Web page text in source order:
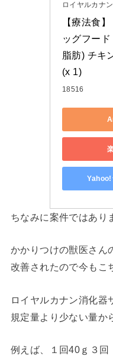
ロイヤルカナン
【療法食
ッグフー
脂肪) チキ
(x 1)
18516
Yahoo!
ちなみに案件ではあ
かかりつけの獣医さん
改善されたので今もこ
ロイヤルカナン消化器
規定量より少ない量か
例えば、１回40ｇ３回